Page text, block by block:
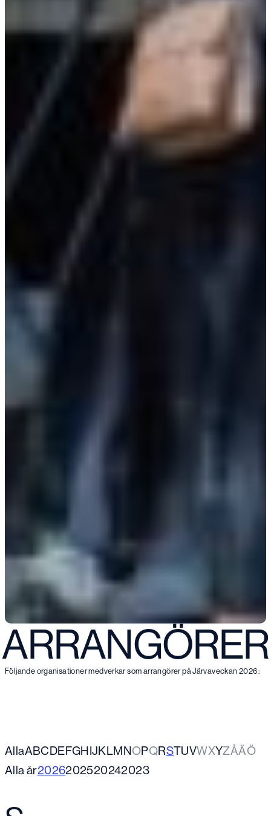
ARRANGÖRER
Följande organisationer medverkar som arrangörer på Järvaveckan 2026:
AllaABCDEFGHIJKLMNOPQRSTUVWXYZÅÄÖ
Alla år2026202520242023